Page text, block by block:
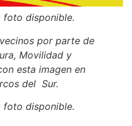
por parte de
Movilidad y
esta imagen en
del Sur.